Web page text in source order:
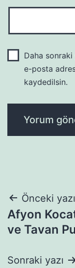
Daha sonraki
e-posta
kaydedilsin.
Yazı
Önceki yazı
Afyon
ve Tavan
Sonraki yazı